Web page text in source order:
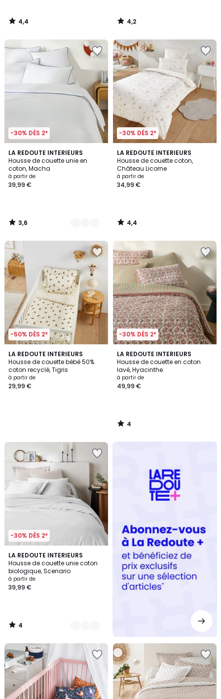
4,4
/
4,2
/
-30% DÈS 2*
LA REDOUTE INTERIEURS
Housse de couette unie en
coton, Macha
à partir de
39,99 €
3,6
/ 5
7
Couleurs
3,6
/
-30% DÈS 2*
LA REDOUTE INTERIEURS
Housse de couette coton,
Château Licorne
à partir de
34,99 €
4,4
/ 5
4,4
/
-50% DÈS 2*
LA REDOUTE INTERIEURS
Housse de couette bébé 50%
coton recyclé, Tigris
à partir de
29,99 €
-30% DÈS 2*
LA REDOUTE INTERIEURS
Housse de couette en coton
lavé, Hyacinthe
à partir de
49,99 €
4
/
5
4
/
-30% DÈS 2*
LA REDOUTE INTERIEURS
Housse de couette unie coton
biologique, Scenario
à partir de
39,99 €
4
/
5
9
Couleurs
4
/